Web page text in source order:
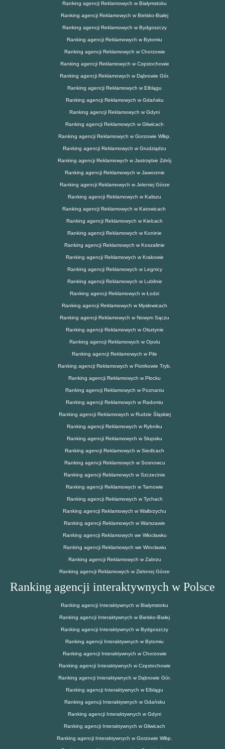
Ranking agencji Reklamowych w Białymstoku
Ranking agencji Reklamowych w Bielsko-Białej
Ranking agencji Reklamowych w Bydgoszczy
Ranking agencji Reklamowych w Bytomiu
Ranking agencji Reklamowych w Chorzowie
Ranking agencji Reklamowych w Częstochowie
Ranking agencji Reklamowych w Dąbrowie Gór.
Ranking agencji Reklamowych w Elblągu
Ranking agencji Reklamowych w Gdańsku
Ranking agencji Reklamowych w Gdyni
Ranking agencji Reklamowych w Gliwicach
Ranking agencji Reklamowych w Gorzowie Wlkp.
Ranking agencji Reklamowych w Grudziądzu
Ranking agencji Reklamowych w Jastrzębie Zdrój
Ranking agencji Reklamowych w Jaworznie
Ranking agencji Reklamowych w Jeleniej Górze
Ranking agencji Reklamowych w Kaliszu
Ranking agencji Reklamowych w Katowicach
Ranking agencji Reklamowych w Kielcach
Ranking agencji Reklamowych w Koninie
Ranking agencji Reklamowych w Koszalinie
Ranking agencji Reklamowych w Krakowie
Ranking agencji Reklamowych w Legnicy
Ranking agencji Reklamowych w Lublinie
Ranking agencji Reklamowych w Łodzi
Ranking agencji Reklamowych w Mysłowicach
Ranking agencji Reklamowych w Nowym Sączu
Ranking agencji Reklamowych w Olsztynie
Ranking agencji Reklamowych w Opolu
Ranking agencji Reklamowych w Pile
Ranking agencji Reklamowych w Piotrkowie Tryb.
Ranking agencji Reklamowych w Płocku
Ranking agencji Reklamowych w Poznaniu
Ranking agencji Reklamowych w Radomiu
Ranking agencji Reklamowych w Rudzie Śląskiej
Ranking agencji Reklamowych w Rybniku
Ranking agencji Reklamowych w Słupsku
Ranking agencji Reklamowych w Siedlcach
Ranking agencji Reklamowych w Sosnowcu
Ranking agencji Reklamowych w Szczecinie
Ranking agencji Reklamowych w Tarnowie
Ranking agencji Reklamowych w Tychach
Ranking agencji Reklamowych w Wałbrzychu
Ranking agencji Reklamowych w Warszawie
Ranking agencji Reklamowych we Włocławku
Ranking agencji Reklamowych we Wrocławiu
Ranking agencji Reklamowych w Zabrzu
Ranking agencji Reklamowych w Zielonej Górze
Ranking agencji interaktywnych w Polsce
Ranking agencji Interaktywnych w Białymstoku
Ranking agencji Interaktywnych w Bielsko-Białej
Ranking agencji Interaktywnych w Bydgoszczy
Ranking agencji Interaktywnych w Bytomiu
Ranking agencji Interaktywnych w Chorzowie
Ranking agencji Interaktywnych w Częstochowie
Ranking agencji Interaktywnych w Dąbrowie Gór.
Ranking agencji Interaktywnych w Elblągu
Ranking agencji Interaktywnych w Gdańsku
Ranking agencji Interaktywnych w Gdyni
Ranking agencji Interaktywnych w Gliwicach
Ranking agencji Interaktywnych w Gorzowie Wlkp.